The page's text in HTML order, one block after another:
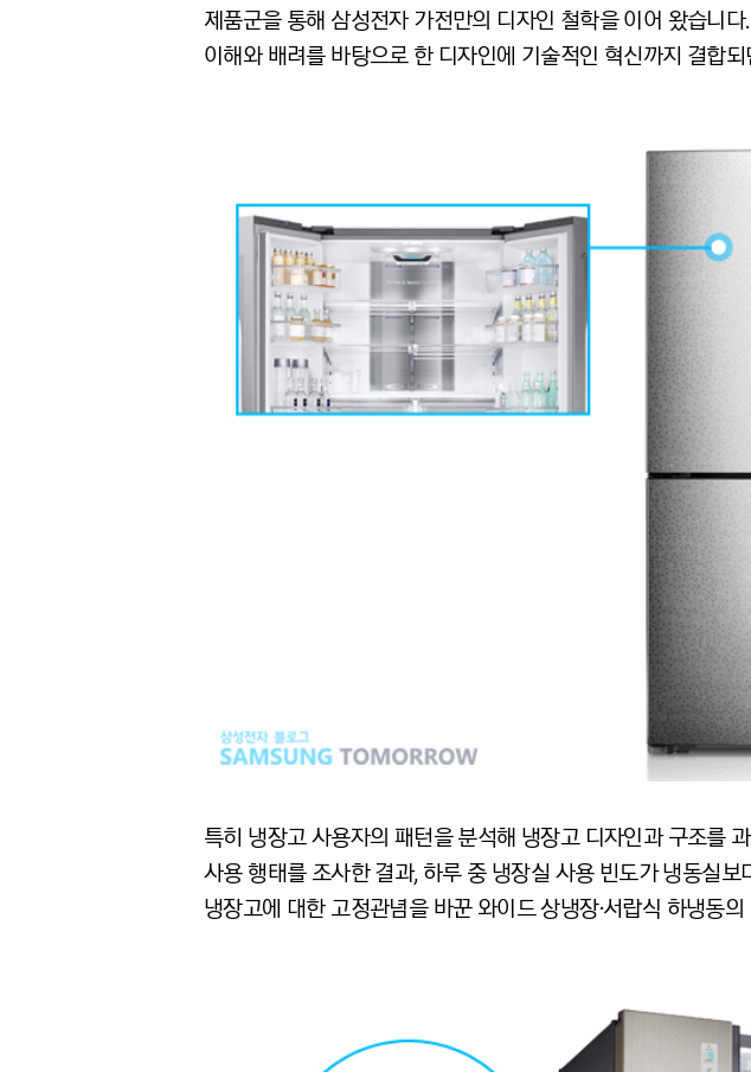
제품군을 통해 삼성전자 가전만의 디자인 철학을 이어 왔습니
이해와 배려를 바탕으로 한 디자인에 기술적인 혁신까지 결합
특히 냉장고 사용자의 패턴을 분석해 냉장고 디자인과 구조를
사용 행태를 조사한 결과, 하루 중 냉장실 사용 빈도가 냉동실
냉장고에 대한 고정관념을 바꾼 와이드 상냉장·서랍식 하냉동